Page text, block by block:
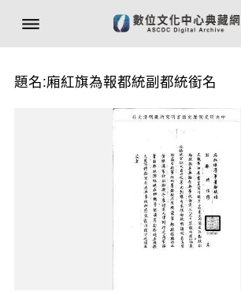
題名:廂紅旗為報都統副都統銜名